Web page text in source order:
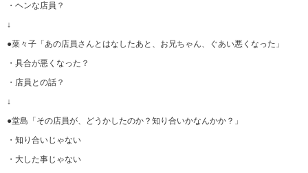
・ヘンな店員？
↓
●菜々子「あの店員さんとはなしたあと、お兄ちゃん、ぐあい悪くなった」
・具合が悪くなった？
・店員との話？
↓
●堂島「その店員が、どうかしたのか？知り合いかなんかか？」
・知り合いじゃない
・大した事じゃない